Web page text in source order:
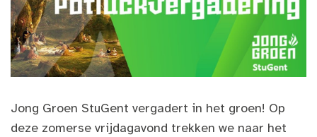
Jong Groen StuGent vergadert in het groen! Op
deze zomerse vrijdagavond trekken we naar het